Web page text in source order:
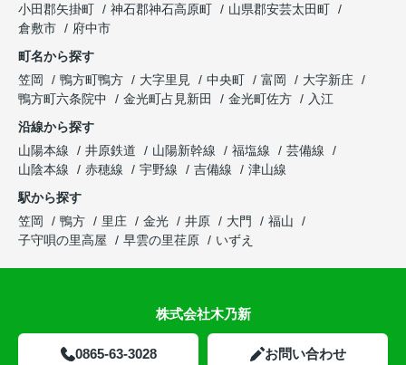
小田郡矢掛町
神石郡神石高原町
山県郡安芸太田町
倉敷市
府中市
町名から探す
笠岡
鴨方町鴨方 大字里見 中央町 富岡
大字新庄
鴨方町六条院中
金光町占見新田 金光町佐方
入江
沿線から探す
山陽本線
井原鉄道 山陽新幹線 福塩線
芸備線
山陰本線
赤穂線 宇野線 吉備線
津山線
駅から探す
笠岡
鴨方 里庄 金光 井原 大門
福山
子守唄の里高屋
早雲の里荏原 いずえ
株式会社木乃新
0865-63-3028 お問い合わせ